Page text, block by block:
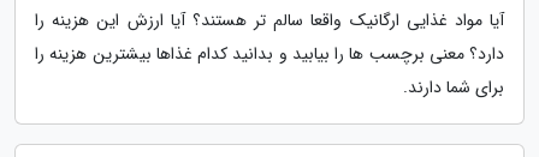
آیا مواد غذایی ارگانیک واقعا سالم تر هستند؟ آیا ارزش این هزینه را
دارد؟ معنی برچسب ها را بیابید و بدانید کدام غذاها بیشترین هزینه را
برای شما دارند.